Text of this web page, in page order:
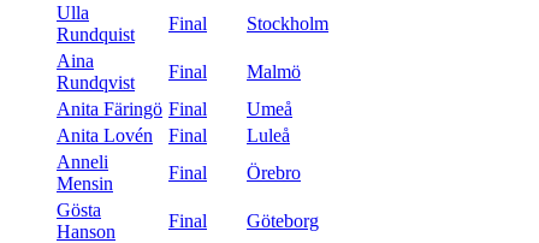
Ulla
Rundquist
Final Stockholm
Aina
Rundqvist
Final
Malmö
Anita Färingö Final
Umeå
Anita Lovén
Final
Luleå
Anneli
Mensin
Final
Örebro
Gösta
Hanson
Final
Göteborg